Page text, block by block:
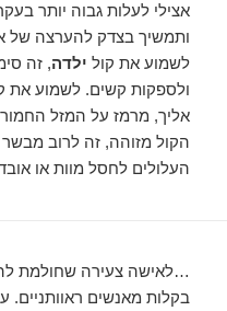
אצילי לעלות גבוה יותר
ותמשיך בצדק להערצה של
לשמוע את קול ילדה, זה
ולספקות קשים. לשמוע את
אליך, מרמז על המזל
הקול מזוהה, זה לרוב
העלולים לחסל מוות או
…לאישה צעירה שחולמת
בקלות מאנשים